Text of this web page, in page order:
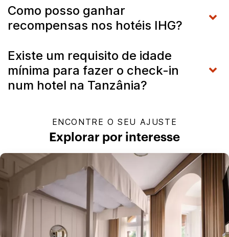
Como posso ganhar
recompensas nos hotéis IHG?
Existe um requisito de idade
mínima para fazer o check-in
num hotel na Tanzânia?
ENCONTRE O SEU AJUSTE
Explorar por interesse